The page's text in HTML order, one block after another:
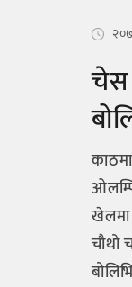
चेस
खेलमा
चौथो